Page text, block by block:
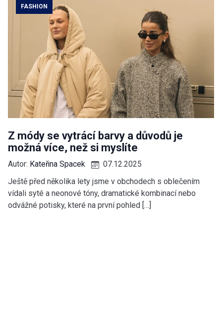
FASHION
Z módy se vytrácí barvy a důvodů je
možná více, než si myslíte
Autor: Kateřina Spacek
07.12.2025
Ještě před několika lety jsme v obchodech s oblečením
vídali syté a neonové tóny, dramatické kombinací nebo
odvážné potisky, které na první pohled […]